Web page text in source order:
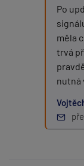
Po
měla
trvá
nutná